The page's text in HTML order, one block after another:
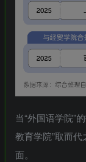
雅马
仿象牙
檀木黑
三角钢
指乎
破壁
音
1.75L
多功
理榨
￥
￥0.00
当“外国语学院”
教育学院”取而代
面。